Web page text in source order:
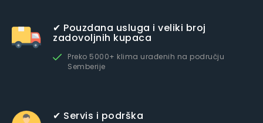
✔ Pouzdana usluga i veliki broj
zadovoljnih kupaca
Preko 5000+ klima urađenih na području
Semberije
✔ Servis i podrška